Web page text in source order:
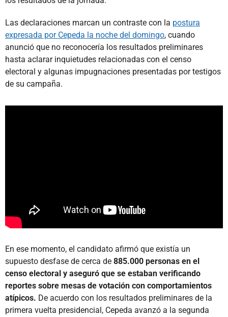
Las declaraciones marcan un contraste con la postura
expresada por Cepeda la noche del domingo, cuando
anunció que no reconocería los resultados preliminares
hasta aclarar inquietudes relacionadas con el censo
electoral y algunas impugnaciones presentadas por testigos
de su campaña.
En ese momento, el candidato afirmó que existía un
supuesto desfase de cerca de 885.000 personas en el
censo electoral y aseguró que se estaban verificando
reportes sobre mesas de votación con comportamientos
atípicos. De acuerdo con los resultados preliminares de la
primera vuelta presidencial, Cepeda avanzó a la segunda